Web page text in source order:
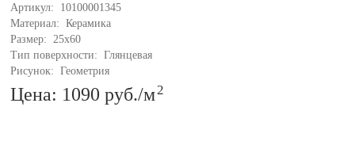
Артикул:
10100001345
Материал: Керамика
Размер: 25x60
Тип поверхности: Глянцевая
Рисунок: Геометрия
Цена: 1090 руб./м2